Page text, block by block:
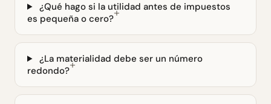
¿Qué hago si la utilidad antes de impuestos
es pequeña o cero?
¿La materialidad debe ser un número
redondo?